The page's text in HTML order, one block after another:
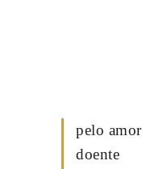
pelo
doente